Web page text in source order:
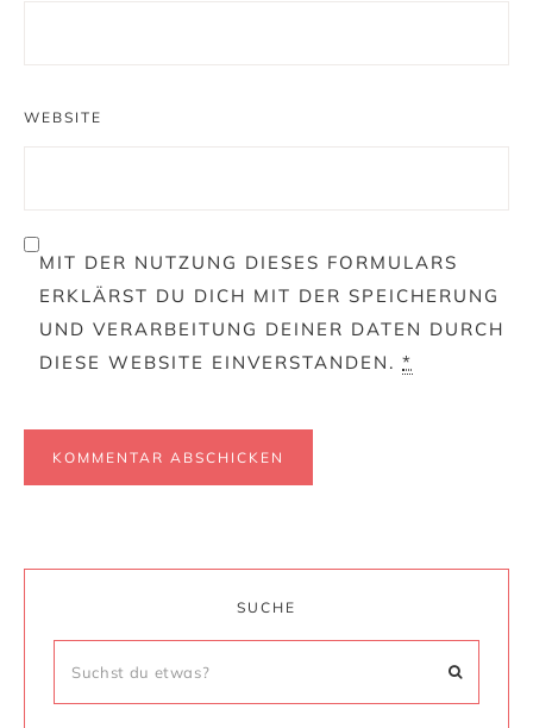
WEBSITE
MIT DER NUTZUNG DIESES FORMULARS
ERKLÄRST DU DICH MIT DER SPEICHERUNG
UND VERARBEITUNG DEINER DATEN DURCH
DIESE WEBSITE EINVERSTANDEN. *
SUCHE